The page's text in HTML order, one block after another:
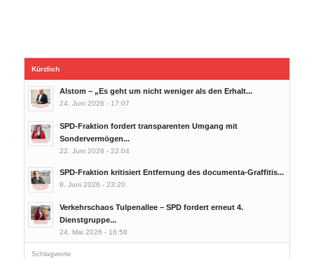
Kürzlich
Alstom – „Es geht um nicht weniger als den Erhalt...
24. Juni 2026 - 17:07
SPD-Fraktion fordert transparenten Umgang mit
Sondervermögen...
22. Juni 2026 - 22:04
SPD-Fraktion kritisiert Entfernung des documenta-Graffitis...
8. Juni 2026 - 23:20
Verkehrschaos Tulpenallee – SPD fordert erneut 4.
Dienstgruppe...
24. Mai 2026 - 16:58
Schlagworte